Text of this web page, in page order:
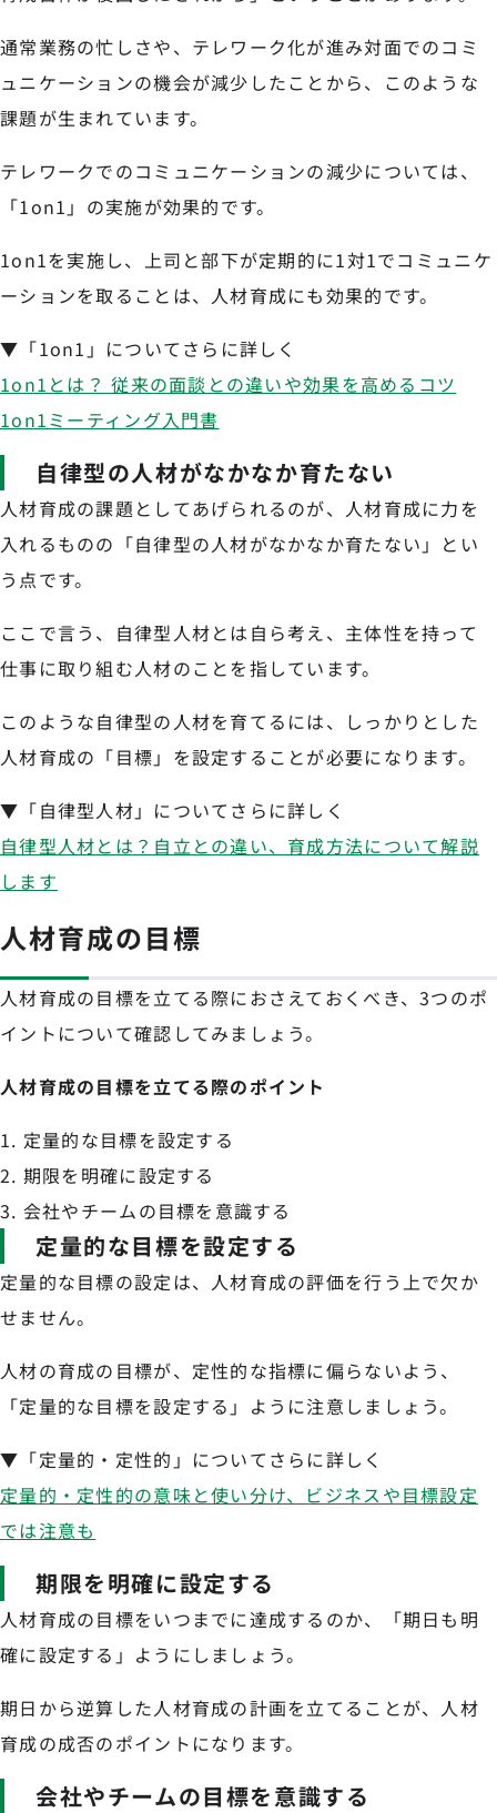
通常業務の忙しさや、テレワーク化が進み対面でのコミ
ュニケーションの機会が減少したことから、このような
課題が生まれています。
テレワークでのコミュニケーションの減少については、
「1on1」の実施が効果的です。
1on1を実施し、上司と部下が定期的に1対1でコミュニケ
ーションを取ることは、人材育成にも効果的です。
▼「1on1」についてさらに詳しく
1on1とは？ 従来の面談との違いや効果を高めるコツ
1on1ミーティング入門書
自律型の人材がなかなか育たない
人材育成の課題としてあげられるのが、人材育成に力を
入れるものの「自律型の人材がなかなか育たない」とい
う点です。
ここで言う、自律型人材とは自ら考え、主体性を持って
仕事に取り組む人材のことを指しています。
このような自律型の人材を育てるには、しっかりとした
人材育成の「目標」を設定することが必要になります。
▼「自律型人材」についてさらに詳しく
自律型人材とは？自立との違い、育成方法について解説
します
人材育成の目標
人材育成の目標を立てる際におさえておくべき、3つのポ
イントについて確認してみましょう。
人材育成の目標を立てる際のポイント
定量的な目標を設定する
期限を明確に設定する
会社やチームの目標を意識する
定量的な目標を設定する
定量的な目標の設定は、人材育成の評価を行う上で欠か
せません。
人材の育成の目標が、定性的な指標に偏らないよう、
「定量的な目標を設定する」ように注意しましょう。
▼「定量的・定性的」についてさらに詳しく
定量的・定性的の意味と使い分け、ビジネスや目標設定
では注意も
期限を明確に設定する
人材育成の目標をいつまでに達成するのか、「期日も明
確に設定する」ようにしましょう。
期日から逆算した人材育成の計画を立てることが、人材
育成の成否のポイントになります。
会社やチームの目標を意識する